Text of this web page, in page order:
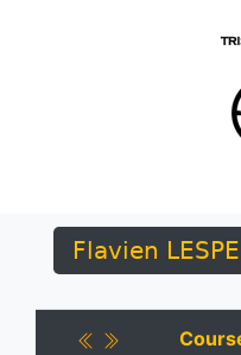
Flavien